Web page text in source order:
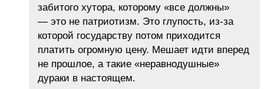
забитого хутора, которому «все должны»
— это не патриотизм. Это глупость, из-за
которой государству потом приходится
платить огромную цену. Мешает идти вперед
не прошлое, а такие «неравнодушные»
дураки в настоящем.